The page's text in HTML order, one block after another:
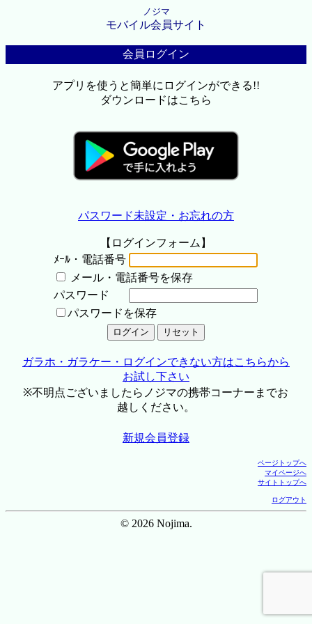
ノジマ
モバイル会員サイト
会員ログイン
アプリを使うと簡単にログインができる!!
ダウンロードはこちら
パスワード未設定・お忘れの方
【ログインフォーム】
ﾒｰﾙ・電話番号
メール・電話番号を保存
パスワード
パスワードを保存
ガラホ・ガラケー・ログインできない方はこちらから
お試し下さい
※不明点ございましたらノジマの携帯コーナーまでお
越しください。
新規会員登録
ページトップへ
マイページへ
サイトトップへ
ログアウト
© 2026 Nojima.